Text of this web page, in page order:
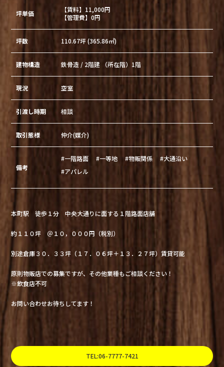
坪単価
【賃料】11,000円
【管理費】0円
坪数 110.67坪 (365.86㎡)
建物構造 鉄骨造 / 2階建 （所在階）1階
現況 空室
引渡し時期 相談
取引態様 仲介(媒介)
備考
#一階路面 #一等地 #物販関係
#大通沿い
#アパレル
本町駅 徒歩１分 中央大通りに面する１階路面店舗
約１１０坪 ＠１０，０００円（税別）
別途倉庫３０．３３坪（１７．０６坪＋１３．２７坪）賃貸可能
原則物販店での募集ですが、その他業種もご相談ください！
※飲食店不可
お問い合わせお待ちしてます！
TEL:06-7777-7421